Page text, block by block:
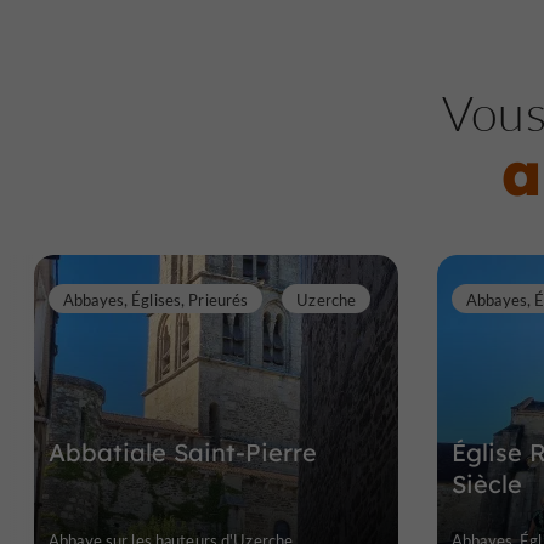
Abbatiale Saint-Pierre
Abbayes, Églises, Prieurés Uzerche
Abbaye sur les hauteurs d'Uzerche
Église
Siècle
Abbayes,